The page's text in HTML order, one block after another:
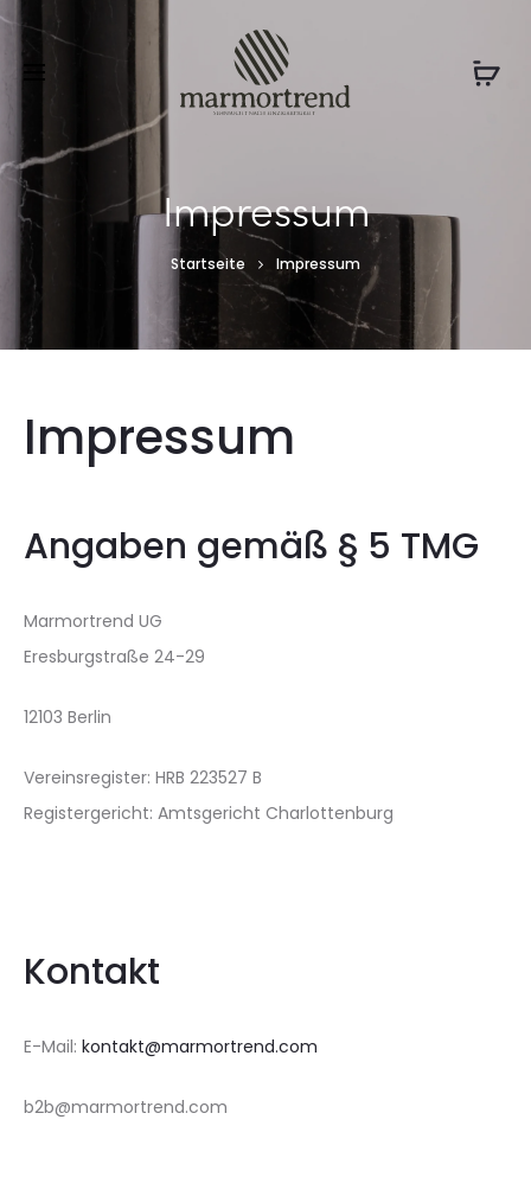
Impressum
Startseite Impressum
Impressum
Angaben gemäß § 5 TMG
Marmortrend UG
Eresburgstraße 24-29
12103 Berlin
Vereinsregister: HRB 223527 B
Registergericht: Amtsgericht Charlottenburg
Kontakt
E-Mail: kontakt@marmortrend.com
b2b@marmortrend.com